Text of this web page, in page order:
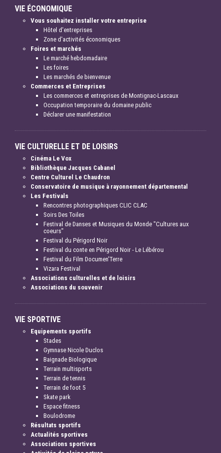
VIE ÉCONOMIQUE
Vous souhaitez installer votre entreprise
Hôtel d'entreprises
Zone d'activités économiques
Foires et marchés
Le marché hebdomadaire
Les foires
Les marchés de bienvenue
Commerces et Entreprises
Les commerces et entreprises de Montignac-Lascaux
Occupation temporaire du domaine public
Déclarer une manifestation
VIE CULTURELLE ET DE LOISIRS
Cinéma Le Vox
Bibliothèque Jacques Cabanel
Centre Culturel Le Chaudron
Conservatoire de musique à rayonnement départemental
Les Festivals
Rencontres photographiques CLIC CLAC
Soirs Des Toiles
Festival de Danses et Musiques du Monde "Cultures aux
coeurs"
Festival du Périgord Noir
Festival du conte en Périgord Noir - Le Lébérou
Festival du Film Documen'Terre
Vizara Festival
Associations culturelles et de loisirs
Associations du souvenir
VIE SPORTIVE
Equipements sportifs
Stades
Gymnase Nicole Duclos
Baignade Biologique
Terrain multisports
Terrain de tennis
Terrain de foot 5
Skate park
Espace fitness
Boulodrome
Résultats sportifs
Actualités sportives
Associations sportives